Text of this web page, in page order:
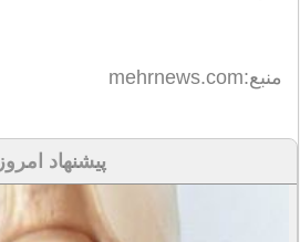
منبع:mehrnews.com
پیشنهاد امروز